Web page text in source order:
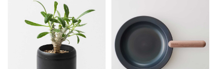
ド.ピーナッツ-0P 3Dグラス